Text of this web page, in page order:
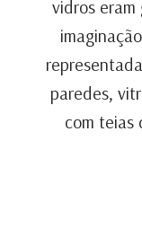
vidros eram
paredes,
com teias